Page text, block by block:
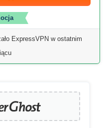
ExpressVPN w ostatnim